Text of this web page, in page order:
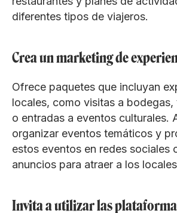
diferentes tipos de viajeros.
Crea un marketing de
Ofrece paquetes que incluyan
locales, como visitas a
o entradas a eventos culturales.
organizar eventos temáticos y
estos eventos en redes sociales
anuncios para atraer a los
Invita a utilizar las